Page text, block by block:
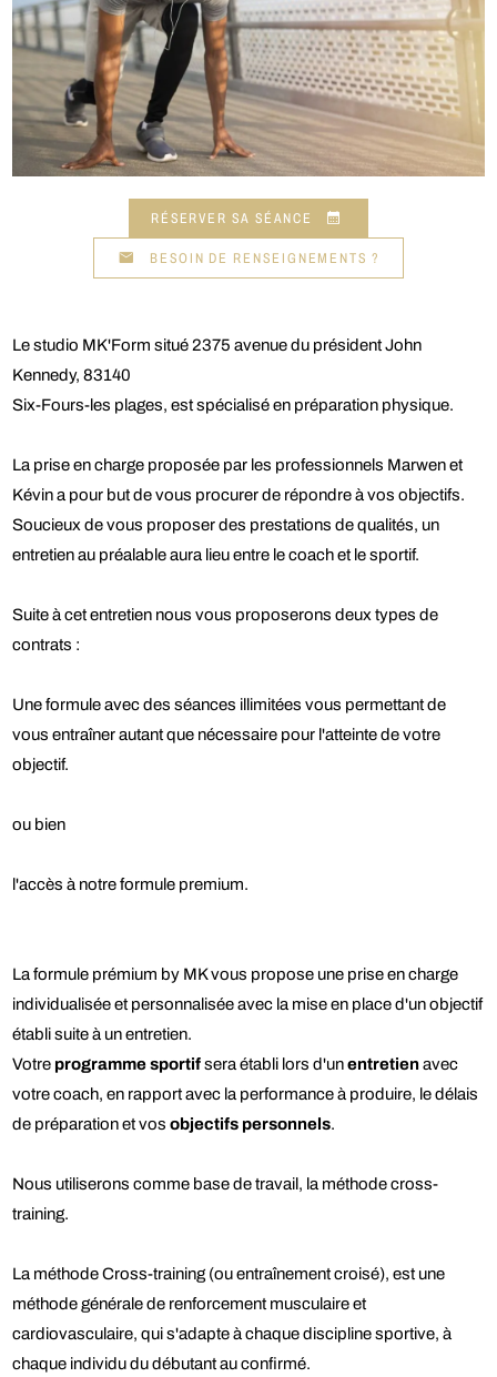
RÉSERVER SA SÉANCE
BESOIN DE RENSEIGNEMENTS ?
Le studio MK'Form situé 2375 avenue du président John
Kennedy, 83140
Six-Fours-les plages, est spécialisé en préparation physique.
La prise en charge proposée par les professionnels Marwen et
Kévin a pour but de vous procurer de répondre à vos objectifs.
Soucieux de vous proposer des prestations de qualités, un
entretien au préalable aura lieu entre le coach et le sportif.
Suite à cet entretien nous vous proposerons deux types de
contrats :
Une formule avec des séances illimitées vous permettant de
vous entraîner autant que nécessaire pour l'atteinte de votre
objectif.
ou bien
l'accès à notre formule premium.
La formule prémium by MK vous propose une prise en charge
individualisée et personnalisée avec la mise en place d'un objectif
établi suite à un entretien.
Votreprogramme sportifsera établi lors d'unentretienavec
votre coach, en rapport avec la performance à produire, le délais
de préparation et vosobjectifs personnels.
Nous utiliserons comme base de travail, la méthode cross-
training.
La méthode Cross-training (ou entraînement croisé), est une
méthode générale de renforcement musculaire et
cardiovasculaire, qui s'adapte à chaque discipline sportive, à
chaque individu du débutant au confirmé.